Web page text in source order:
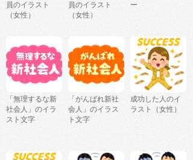
員のイラスト
（女性）
員のイラスト
（女性）
ー
「無理するな新
社会人」のイラ
スト文字
「がんばれ新社
会人」のイラス
ト文字
成功した人のイ
ラスト（女性）